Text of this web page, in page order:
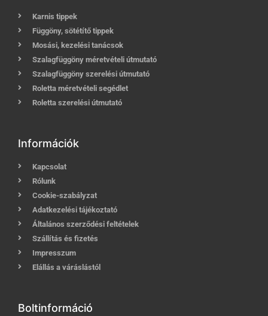
Karnis tippek
Függöny, sötétítő tippek
Mosási, kezelési tanácsok
Szalagfüggöny méretvételi útmutató
Szalagfüggöny szerelési útmutató
Roletta méretvételi segédlet
Roletta szerelési útmutató
Információk
Kapcsolat
Rólunk
Cookie-szabályzat
Adatkezelési tájékoztató
Általános szerződési feltételek
Szállítás és fizetés
Impresszum
Elállás a váráslástól
Boltinformáció